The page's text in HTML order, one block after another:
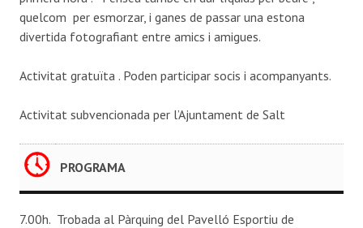
quelcom per esmorzar, i ganes de passar una estona
divertida fotografiant entre amics i amigues.
Activitat gratuïta . Poden participar socis i acompanyants.
Activitat subvencionada per l’Ajuntament de Salt
PROGRAMA
7.00h. Trobada al Pàrquing del Pavelló Esportiu de